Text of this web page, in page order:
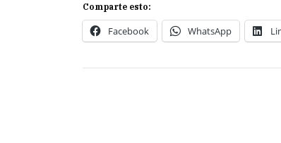
Comparte esto:
Facebook WhatsApp